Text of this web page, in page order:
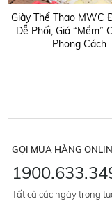
Giày Thể Thao MWC
Dễ Phối, Giá “Mềm”
Phong Cách
GỌI MUA HÀNG
Tất cả các ngày trong